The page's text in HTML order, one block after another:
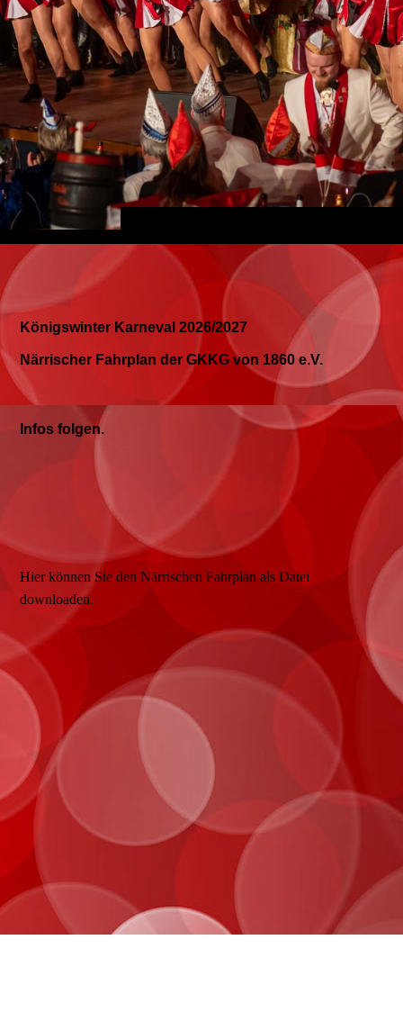
Königswinter Karneval 2026/2027
Närrischer Fahrplan der GKKG von 1860 e.V.
Infos folgen.
Hier können Sie den Närrischen Fahrplan als Datei
downloaden.